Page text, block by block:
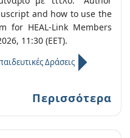
and how to use the
for HEAL-Link Members
11:30 (EET).
Δράσεις
Περισσότερα